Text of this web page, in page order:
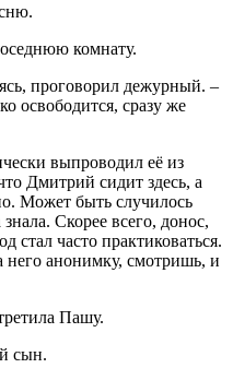
комнату.
проговорил дежурный. –
освободится, сразу же
выпроводил её из
Дмитрий сидит здесь, а
Может быть случилось
Скорее всего, донос,
стал часто практиковаться.
него анонимку, смотришь, и
Пашу.
сын.